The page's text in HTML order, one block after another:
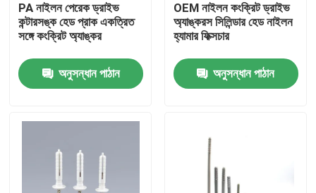
PA নাইলন পেরেক ড্রাইভ
কন্টারসঙ্ক হেড প্রাক একত্রিত
সঙ্গে কংক্রিট অ্যাঙ্কর
অনুসন্ধান পাঠান
OEM নাইলন কংক্রিট ড্রাইভ
অ্যাঙ্করস সিলিন্ডার হেড নাইলন
হ্যামার ফিক্সচার
অনুসন্ধান পাঠান